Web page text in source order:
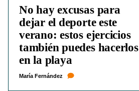
No hay excusas para
dejar el deporte este
verano: estos ejercicios
también puedes hacerlos
en la playa
María Fernández